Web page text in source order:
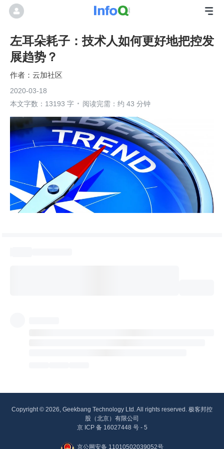
左耳朵耗子：技术人如何更好地把控发
展趋势？
云加社区
2020-03-18
本文字数：13193 字
阅读完需：约 43 分钟
Copyright © 2026, Geekbang Technology Ltd. All rights reserved. 极客邦控
股（北京）有限公司
京 ICP 备 16027448 号 - 5
京公网安备 11010502039052号